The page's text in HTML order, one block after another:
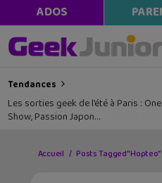
ADOS
Tendances
Les sorties geek de l’été à Paris :
Show, Passion Japon…
Accueil Posts Tagged "Hopteo"